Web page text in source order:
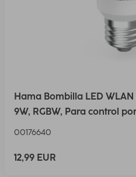
Hama Bombilla LED
9W, RGBW, Para control
00176640
12,99 EUR